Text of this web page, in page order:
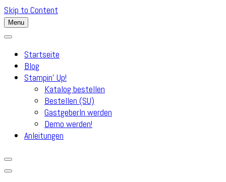
Skip to Content
Menu
Startseite
Blog
Stampin’ Up!
Katalog bestellen
Bestellen (SU)
GastgeberIn werden
Demo werden!
Anleitungen